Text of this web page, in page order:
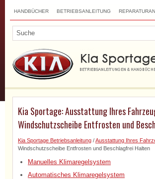
HANDBÜCHER BETRIEBSANLEITUNG
Kia Sportage: Ausstattung Ihres
Windschutzscheibe Entfrosten und
Kia Sportage Betriebsanleitung /Ausstattung Ihres
Windschutzscheibe Entfrosten und Beschlagfrei Halten
Manuelles Klimaregelsystem
Automatisches Klimaregelsystem